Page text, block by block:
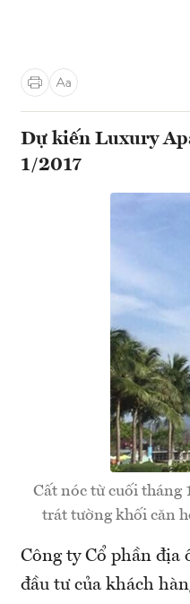
Dự kiến Luxury
1/2017
Cất nóc từ cuối tháng
trát tường khối căn
Công ty Cổ phần địa
đầu tư của khách